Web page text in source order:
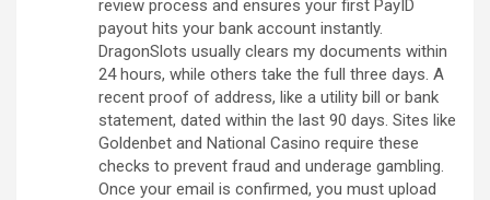
review process and ensures your first PayID
payout hits your bank account instantly.
DragonSlots usually clears my documents within
24 hours, while others take the full three days. A
recent proof of address, like a utility bill or bank
statement, dated within the last 90 days. Sites like
Goldenbet and National Casino require these
checks to prevent fraud and underage gambling.
Once your email is confirmed, you must upload